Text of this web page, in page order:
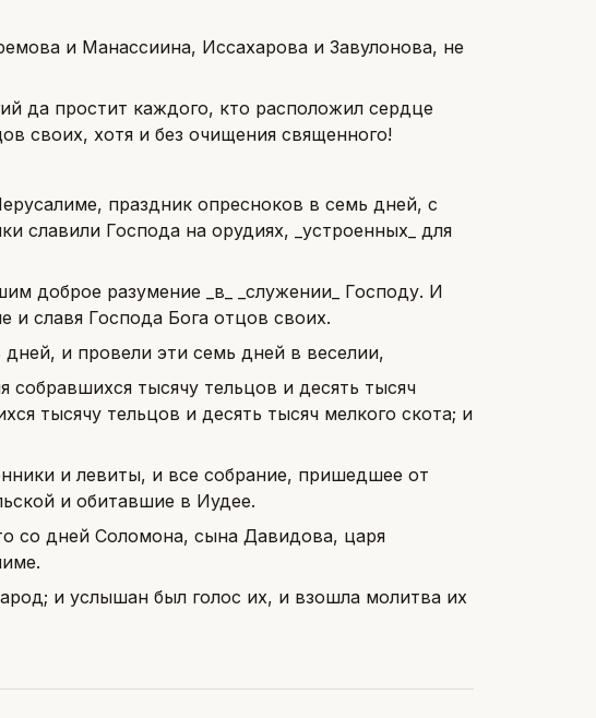
и Манассиина, Иссахарова и Завулонова, не
да простит каждого, кто расположил сердце
своих, хотя и без очищения священного!
праздник опресноков в семь дней, с
славили Господа на орудиях, _устроенных_ для
доброе разумение _в_ _служении_ Господу. И
славя Господа Бога отцов своих.
и провели эти семь дней в веселии,
тысячу тельцов и десять тысяч
тысячу тельцов и десять тысяч мелкого скота; и
и левиты, и все собрание, пришедшее от
и обитавшие в Иудее.
со дней Соломона, сына Давидова, царя
и услышан был голос их, и взошла молитва их